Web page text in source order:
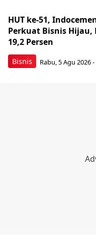
Bisnis
HUT ke-51,
Perkuat Bisnis Hijau,
19,2 Persen
Rabu, 5 Agu 2026 -